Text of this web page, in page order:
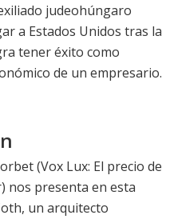
judeohúngaro
a Estados Unidos tras la
tener éxito como
de un empresario.
(Vox Lux: El precio de
nos presenta en esta
un arquitecto